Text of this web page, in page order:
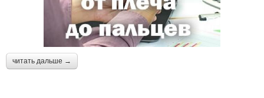
читать дальше →